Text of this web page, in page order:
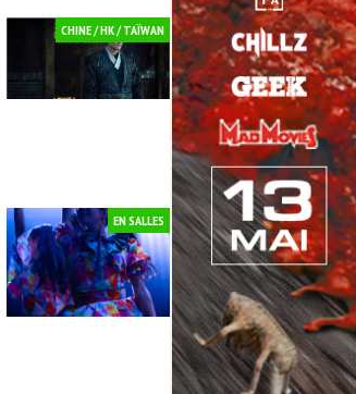
CHINE / HK / TAÏWAN
EN SALLES